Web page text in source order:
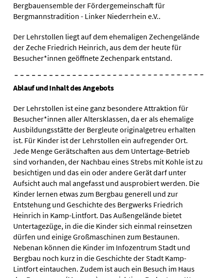
Bergbauensemble der Fördergemeinschaft für
Bergmannstradition - Linker Niederrhein e.V..
Der Lehrstollen liegt auf dem ehemaligen Zechengelände
der Zeche Friedrich Heinrich, aus dem der heute für
Besucher*innen geöffnete Zechenpark entstand.
Ablauf und Inhalt des Angebots
Der Lehrstollen ist eine ganz besondere Attraktion für
Besucher*innen aller Altersklassen, da er als ehemalige
Ausbildungsstätte der Bergleute originalgetreu erhalten
ist. Für Kinder ist der Lehrstollen ein aufregender Ort.
Jede Menge Gerätschaften aus dem Untertage-Betrieb
sind vorhanden, der Nachbau eines Strebs mit Kohle ist zu
besichtigen und das ein oder andere Gerät darf unter
Aufsicht auch mal angefasst und ausprobiert werden. Die
Kinder lernen etwas zum Bergbau generell und zur
Entstehung und Geschichte des Bergwerks Friedrich
Heinrich in Kamp-Lintfort. Das Außengelände bietet
Untertagezüge, in die die Kinder sich einmal reinsetzen
dürfen und einige Großmaschinen zum Bestaunen.
Nebenan können die Kinder im Infozentrum Stadt und
Bergbau noch kurz in die Geschichte der Stadt Kamp-
Lintfort eintauchen. Zudem ist auch ein Besuch im Haus